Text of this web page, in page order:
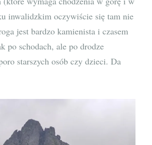
inwalidzkim oczywiście się tam nie
jest bardzo kamienista i czasem
po schodach, ale po drodze
starszych osób czy dzieci. Da